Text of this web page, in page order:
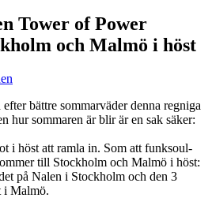
Tower of Power
och Malmö i höst
bättre sommarväder denna regniga
hur sommaren är blir är en sak säker:
i höst att ramla in. Som att funksoul-
till Stockholm och Malmö i höst:
på Nalen i Stockholm och den 3
i Malmö.